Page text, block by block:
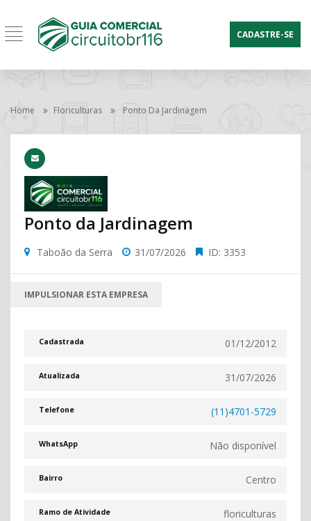
CADASTRE-SE
Home Floriculturas Ponto Da Jardinagem
Ponto da Jardinagem
Taboão da Serra 31/07/2026 ID: 3353
IMPULSIONAR ESTA EMPRESA
Cadastrada 01/12/2012
Atualizada 31/07/2026
Telefone (11)4701-5729
WhatsApp Não disponível
Bairro Centro
Ramo de Atividade floriculturas